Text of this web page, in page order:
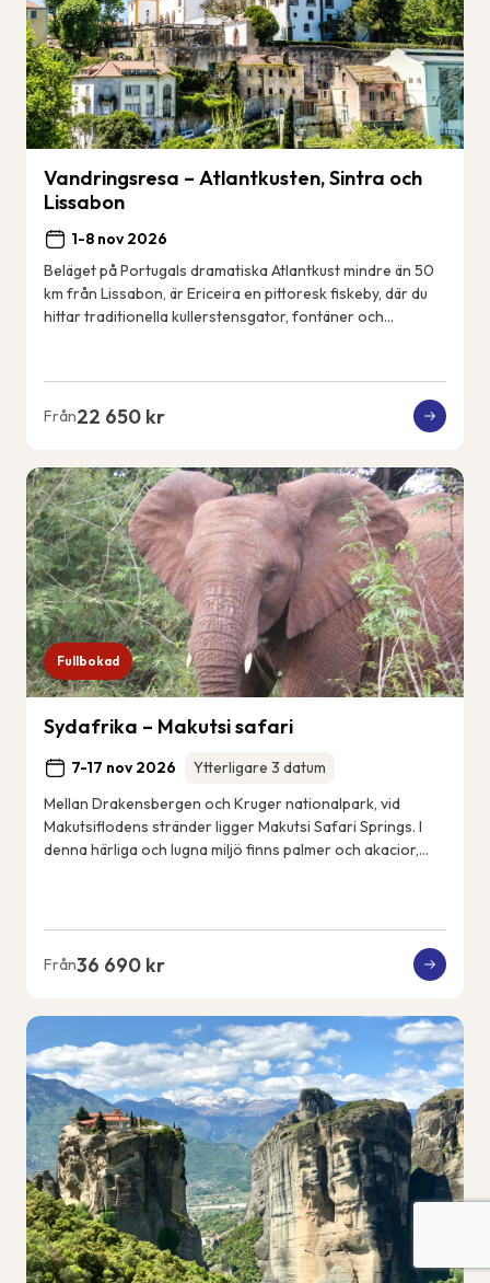
Vandringsresa – Atlantkusten, Sintra och
Lissabon
1-8 nov 2026
Beläget på Portugals dramatiska Atlantkust mindre än 50
km från Lissabon, är Ericeira en pittoresk fiskeby, där du
hittar traditionella kullerstensgator, fontäner och
Från22 650 kr
Fullbokad
Sydafrika – Makutsi safari
7-17 nov 2026
Ytterligare 3 datum
Mellan Drakensbergen och Kruger nationalpark, vid
Makutsiflodens stränder ligger Makutsi Safari Springs. I
denna härliga och lugna miljö finns palmer och akacior,
Från36 690 kr